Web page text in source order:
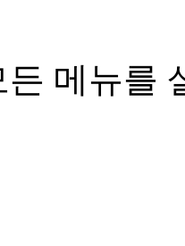
메뉴를